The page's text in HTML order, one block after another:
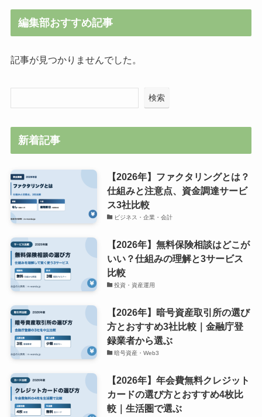
編集部おすすめ記事
記事が見つかりませんでした。
検索
新着記事
【2026年】ファクタリングとは？
仕組みと注意点、資金調達サービ
ス3社比較
ビジネス・企業・会計
【2026年】無料保険相談はどこが
いい？仕組みの理解と3サービス
比較
投資・資産運用
【2026年】暗号資産取引所の選び
方とおすすめ3社比較｜金融庁登
録業者から選ぶ
暗号資産・Web3
【2026年】年会費無料クレジット
カードの選び方とおすすめ4枚比
較｜生活圏で選ぶ